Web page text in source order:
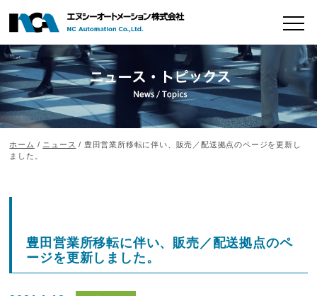
ホーム / ニュース / 豊田営業所移転に伴い、販売／配送拠点のページを更新し
ました。
豊田営業所移転に伴い、販売／配送拠点のペ
ージを更新しました。